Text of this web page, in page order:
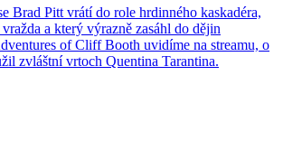
Brad Pitt vrátí do role hrdinného kaskadéra,
a který výrazně zasáhl do dějin
of Cliff Booth uvidíme na streamu, o
zvláštní vrtoch Quentina Tarantina.